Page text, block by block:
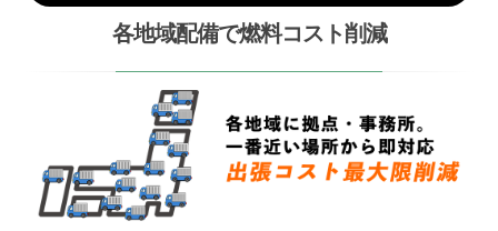
各地域配備で燃料コスト削減